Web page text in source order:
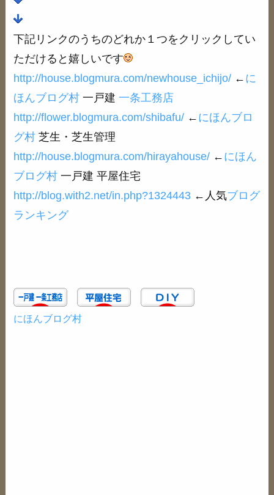
下記リンクのうちのどれか１つをクリックしてい
ただけると嬉しいです
http://house.blogmura.com/newhouse_ichijo/ ← に
ほんブログ村 一戸建一条工務店
http://flower.blogmura.com/shibafu/ ← にほんブロ
グ村 芝生・芝生管理
http://house.blogmura.com/hirayahouse/ ← にほん
ブログ村 一戸建 平屋住宅
http://blog.with2.net/in.php?1324443 ←人気ブログ
ランキング
にほんブログ村